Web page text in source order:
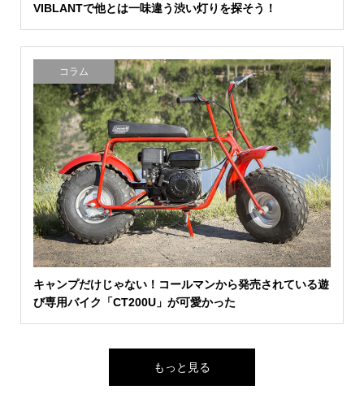
VIBLANTで他とは一味違う渋い灯りを探そう！
コラム
キャンプだけじゃない！コールマンから発売されている遊
び専用バイク「CT200U」が可愛かった
もっと見る